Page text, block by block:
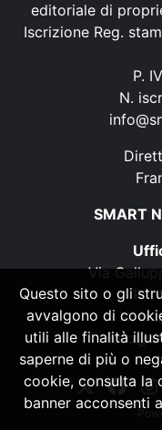
editoriale di
Iscrizione Reg.
P.
N.
SMART
Via
P.
N.
Questo sito o gli
avvalgono di
utili alle finalità
saperne di più o
cookie, consulta la
banner acconsenti